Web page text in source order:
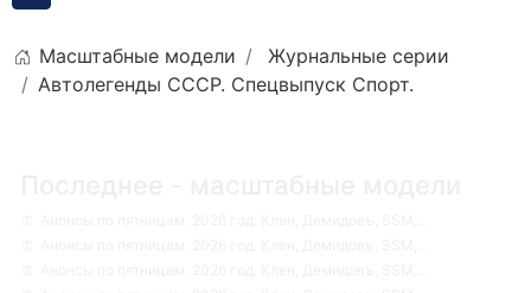
Масштабные модели
Журнальные серии
Автолегенды СССР. Спецвыпуск Спорт.